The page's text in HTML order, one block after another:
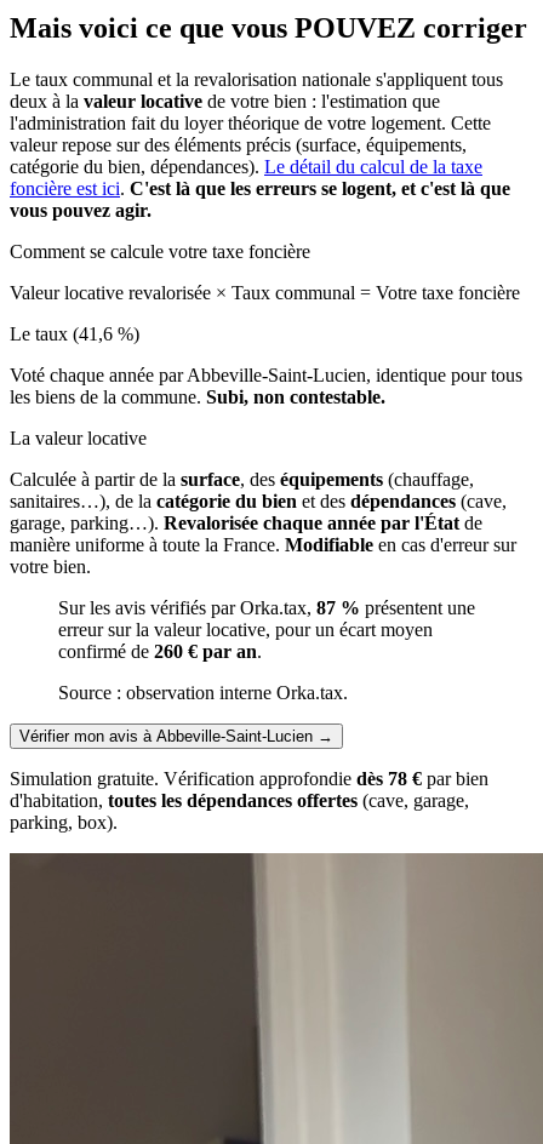
Mais voici ce que vous POUVEZ corriger
Le taux communal et la revalorisation nationale s'appliquent tous
deux à la valeur locative de votre bien : l'estimation que
l'administration fait du loyer théorique de votre logement. Cette
valeur repose sur des éléments précis (surface, équipements,
catégorie du bien, dépendances). Le détail du calcul de la taxe
foncière est ici. C'est là que les erreurs se logent, et c'est là que
vous pouvez agir.
Comment se calcule votre taxe foncière
Valeur locative revalorisée × Taux communal = Votre taxe foncière
Le taux (41,6 %)
Voté chaque année par Abbeville-Saint-Lucien, identique pour tous
les biens de la commune. Subi, non contestable.
La valeur locative
Calculée à partir de la surface, des équipements (chauffage,
sanitaires…), de la catégorie du bien et des dépendances (cave,
garage, parking…). Revalorisée chaque année par l'État de
manière uniforme à toute la France. Modifiable en cas d'erreur sur
votre bien.
Sur les avis vérifiés par Orka.tax, 87 % présentent une
erreur sur la valeur locative, pour un écart moyen
confirmé de 260 € par an.
Source : observation interne Orka.tax.
Vérifier mon avis à Abbeville-Saint-Lucien →
Simulation gratuite. Vérification approfondie dès 78 € par bien
d'habitation, toutes les dépendances offertes (cave, garage,
parking, box).